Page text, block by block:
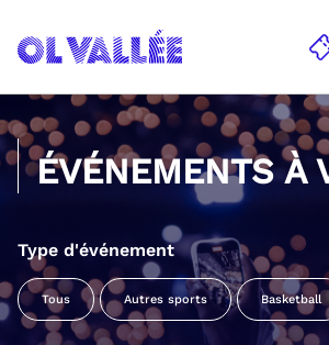
ÉVÉNEMENTS À
Type d'événement
Tous Autres sports Basketball